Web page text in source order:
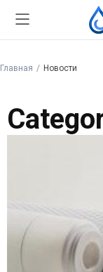
Главная Новости